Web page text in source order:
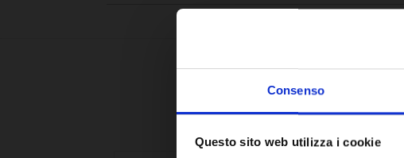
Consenso
Questo sito web utilizza i cookie